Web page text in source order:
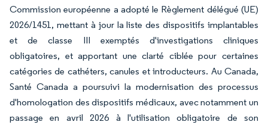
Commission européenne a adopté le Règlement délégué (UE)
2026/1451, mettant à jour la liste des dispositifs implantables
et de classe III exemptés d'investigations cliniques
obligatoires, et apportant une clarté ciblée pour certaines
catégories de cathéters, canules et introducteurs. Au Canada,
Santé Canada a poursuivi la modernisation des processus
d'homologation des dispositifs médicaux, avec notamment un
passage en avril 2026 à l'utilisation obligatoire de son